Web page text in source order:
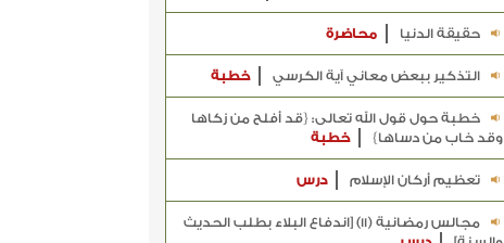
حقيقة الدنيا محاضرة
التذكير ببعض معاني آية الكرسي خطبة
خطبة حول قول الله تعالى: {قد أفلح من زكاها
وقد خاب من دساها}
خطبة
تعظيم أركان الإسلام درس
مجالس رمضانية (11) [اندفاع البلاء بطلب الحديث